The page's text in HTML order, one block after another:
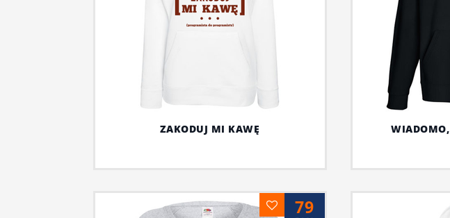
ZAKODUJ MI KAWĘ
79